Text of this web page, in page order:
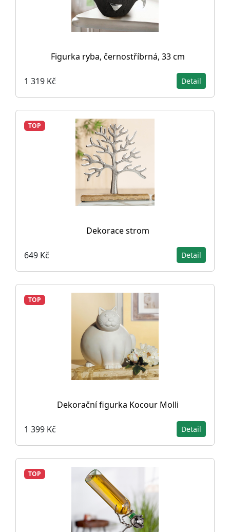
Figurka ryba, černostříbrná, 33 cm
1 319 Kč Detail
TOP
Dekorace strom
649 Kč Detail
TOP
Dekorační figurka Kocour Molli
1 399 Kč Detail
TOP